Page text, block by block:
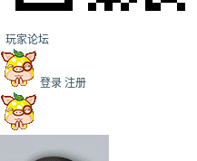
玩家论坛
登录 注册